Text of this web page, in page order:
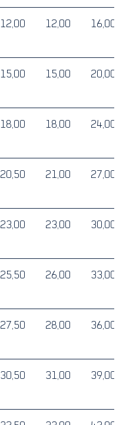
12,00 12,00 16,00
15,00 15,00 20,00
18,00 18,00 24,00
20,50 21,00 27,00
23,00 23,00 30,00
25,50 26,00 33,00
27,50 28,00 36,00
30,50 31,00 39,00